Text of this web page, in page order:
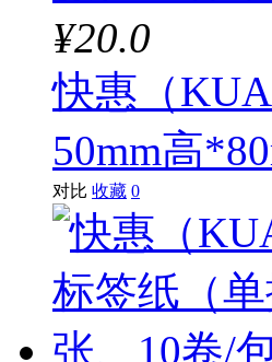
¥20.0
快惠（
50mm高
对比 收藏 0